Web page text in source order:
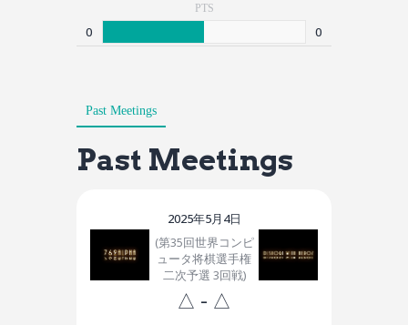
PTS
0 0
Past Meetings
Past Meetings
2025年5月4日
(第35回世界コンピ
ュータ将棋選手権
二次予選 3回戦)
△ - △